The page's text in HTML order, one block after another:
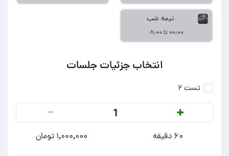
نیمه شب
۰۰:۰۰ تا ۸:۰۰
انتخاب جزئیات جلسات
تست ۲
+
1
-
۶۰ دقیقه ۱,۰۰۰,۰۰۰ تومان